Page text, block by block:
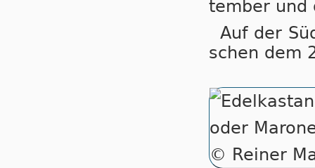
tem­ber und
Auf der
schen dem